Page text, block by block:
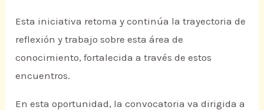
Esta iniciativa retoma y continúa la trayectoria de
reflexión y trabajo sobre esta área de
conocimiento, fortalecida a través de estos
encuentros.
En esta oportunidad, la convocatoria va dirigida a